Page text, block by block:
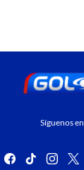
Síguenos
facebook
tiktok